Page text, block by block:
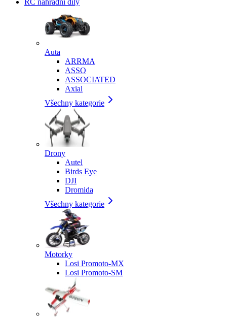
RC náhradní díly
Auta
ARRMA
ASSO
ASSOCIATED
Axial
Všechny kategorie
Drony
Autel
Birds Eye
DJI
Dromida
Všechny kategorie
Motorky
Losi Promoto-MX
Losi Promoto-SM